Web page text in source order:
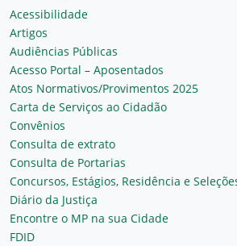
Acessibilidade
Artigos
Audiências Públicas
Acesso Portal – Aposentados
Atos Normativos/Provimentos 2025
Carta de Serviços ao Cidadão
Convênios
Consulta de extrato
Consulta de Portarias
Concursos, Estágios, Residência e
Diário da Justiça
Encontre o MP na sua Cidade
FDID